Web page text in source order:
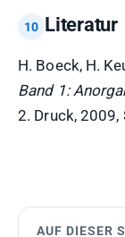
Literatur
H. Boeck, H.
Band 1:
2. Druck, 2009,
AUF DIESER